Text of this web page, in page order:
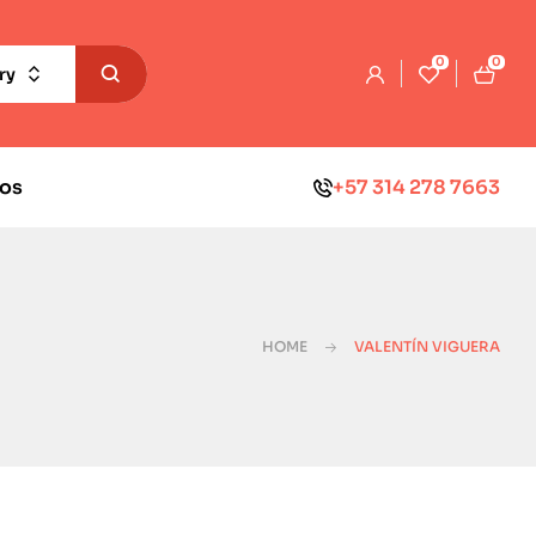
0 0
+57 314 278 7663
HOME VALENTÍN VIGUERA